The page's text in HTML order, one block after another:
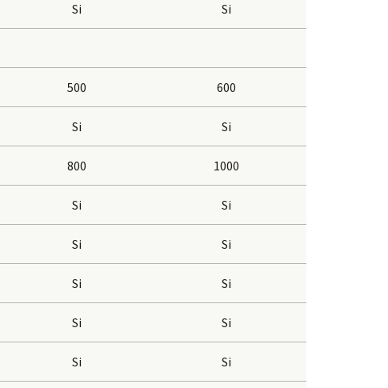
Si Si
500 600
Si Si
800 1000
Si Si
Si Si
Si Si
Si Si
Si Si